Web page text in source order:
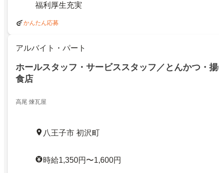
福利厚生充実
かんたん応募
アルバイト・パート
ホールスタッフ・サービススタッフ／とんかつ・
食店
高尾 煉瓦屋
八王子市 初沢町
時給1,350円〜1,600円